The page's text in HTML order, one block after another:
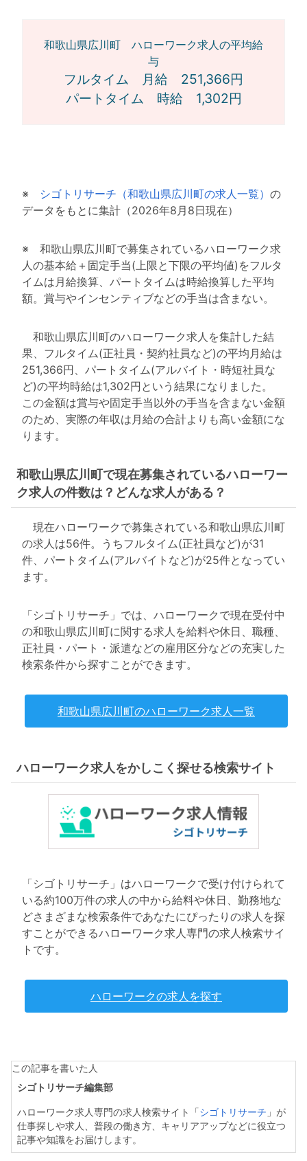
和歌山県広川町 ハローワーク求人の平均給
与
フルタイム 月給 251,366円
パートタイム 時給 1,302円
※ シゴトリサーチ（和歌山県広川町の求人一覧） の
データをもとに集計（2026年8月8日現在）
※ 和歌山県広川町で募集されているハローワーク求
人の基本給＋固定手当(上限と下限の平均値)をフルタ
イムは月給換算、パートタイムは時給換算した平均
額。賞与やインセンティブなどの手当は含まない。
和歌山県広川町のハローワーク求人を集計した結
果、フルタイム(正社員・契約社員など)の平均月給は
251,366円、パートタイム(アルバイト・時短社員な
ど)の平均時給は1,302円という結果になりました。
この金額は賞与や固定手当以外の手当を含まない金額
のため、実際の年収は月給の合計よりも高い金額にな
ります。
和歌山県広川町で現在募集されているハローワー
ク求人の件数は？どんな求人がある？
現在ハローワークで募集されている和歌山県広川町
の求人は56件。うちフルタイム(正社員など)が31
件、パートタイム(アルバイトなど)が25件となってい
ます。
「シゴトリサーチ」では、ハローワークで現在受付中
の和歌山県広川町に関する求人を給料や休日、職種、
正社員・パート・派遣などの雇用区分などの充実した
検索条件から探すことができます。
和歌山県広川町のハローワーク求人一覧
ハローワーク求人をかしこく探せる検索サイト
「シゴトリサーチ」はハローワークで受け付けられて
いる約100万件の求人の中から給料や休日、勤務地な
どさまざまな検索条件であなたにぴったりの求人を探
すことができるハローワーク求人専門の求人検索サイ
トです。
ハローワークの求人を探す
この記事を書いた人
シゴトリサーチ編集部
ハローワーク求人専門の求人検索サイト「 シゴトリサーチ 」が
仕事探しや求人、普段の働き方、キャリアアップなどに役立つ
記事や知識をお届けします。